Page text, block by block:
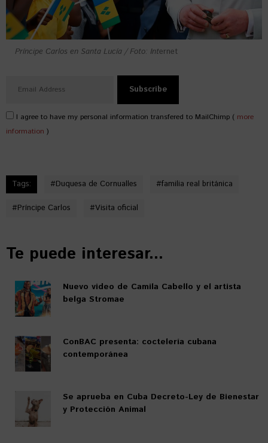
Príncipe Carlos en Santa Lucía / Foto: Internet
I agree to have my personal information transfered to MailChimp ( more
information )
Tags: #Duquesa de Cornualles #familia real británica
#Príncipe Carlos #Visita oficial
Te puede interesar...
Nuevo video de Camila Cabello y el artista
belga Stromae
ConBAC presenta: coctelería cubana
contemporánea
Se aprueba en Cuba Decreto-Ley de Bienestar
y Protección Animal